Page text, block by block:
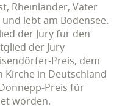
Rheinländer, Vater
lebt am Bodensee.
der Jury für den
der Jury
Preis, dem
Kirche in Deutschland
Preis für
worden.